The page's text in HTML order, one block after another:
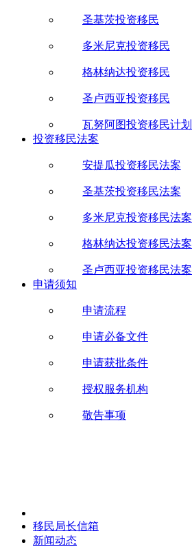
圣基茨投资移民
多米尼克投资移民
格林纳达投资移民
圣卢西亚投资移民
瓦努阿图投资移民计划
投资移民法案
安提瓜投资移民法案
圣基茨投资移民法案
多米尼克投资移民法案
格林纳达投资移民法案
圣卢西亚投资移民法案
申请须知
申请流程
申请必备文件
申请获批条件
授权服务机构
敬告事项
移民局长信箱
新闻动态